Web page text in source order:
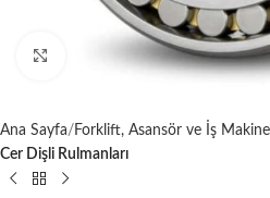
Büyütmek için tıklayın
Ana Sayfa
Forklift, Asansör ve İş
Cer Dişli Rulmanları